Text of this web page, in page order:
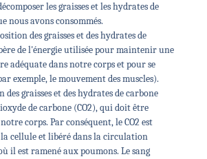
les graisses et les hydrates de
nous avons consommés.
des graisses et des hydrates de
de l'énergie utilisée pour maintenir une
adéquate dans notre corps et pour se
exemple, le mouvement des muscles).
des graisses et des hydrates de carbone
de carbone (CO2), qui doit être
corps. Par conséquent, le CO2 est
la cellule et libéré dans la circulation
il est ramené aux poumons. Le sang